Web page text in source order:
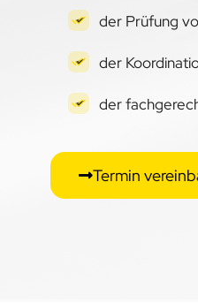
der Prüfung
der
der
Termin